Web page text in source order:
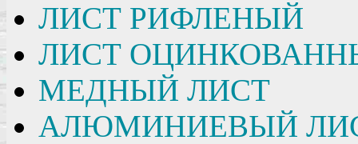
ЛИСТ РИФЛЕНЫЙ
ЛИСТ
МЕДНЫЙ ЛИСТ
АЛЮМИНИЕВЫЙ